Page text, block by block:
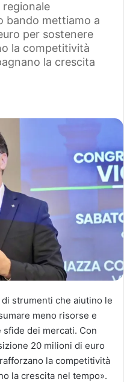
regionale
bando mettiamo a
per sostenere
la competitività
la crescita
di strumenti che aiutino le
meno risorse e
dei mercati. Con
20 milioni di euro
la competitività
la crescita nel tempo».